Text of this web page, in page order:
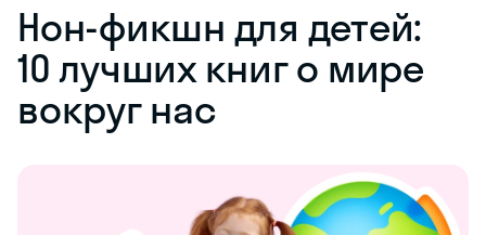
Нон-фикшн для детей:
10 лучших книг о мире
вокруг нас